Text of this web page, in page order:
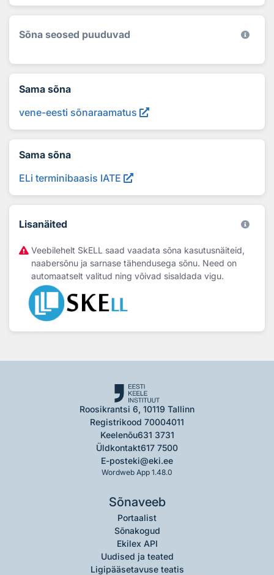
Sõna seosed puuduvad
Sama sõna
vene-eesti sõnaraamatus
Sama sõna
ELi terminibaasis IATE
Lisanäited
Veebilehelt SkELL saad vaadata sõna kasutusnäiteid,
naabersõnu ja sarnase tähendusega sõnu. Need on
automaatselt valitud ning võivad sisaldada vigu.
Roosikrantsi 6, 10119 Tallinn
Registrikood 70004011
Keelenõu631 3731
Üldkontakt617 7500
E-posteki@eki.ee
Wordweb App 1.48.0
Sõnaveeb
Portaalist
Sõnakogud
Ekilex API
Uudised ja teated
Ligipääsetavuse teatis